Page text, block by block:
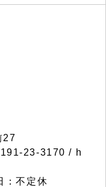
27
23-3170 / h
：不定休